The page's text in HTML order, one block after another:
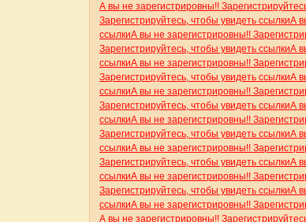
А вы не зарегистрировны!!
Зарегистрируйтесь, чтобы увидеть ссылкиА
ссылкиА вы не зарегистрировны!!
Зарегистрируйтесь, чтобы увидеть ссылкиА
ссылкиА вы не зарегистрировны!!
Зарегистрируйтесь, чтобы увидеть ссылкиА
ссылкиА вы не зарегистрировны!!
Зарегистрируйтесь, чтобы увидеть ссылкиА
ссылкиА вы не зарегистрировны!!
Зарегистрируйтесь, чтобы увидеть ссылкиА
ссылкиА вы не зарегистрировны!!
Зарегистрируйтесь, чтобы увидеть ссылкиА
ссылкиА вы не зарегистрировны!!
Зарегистрируйтесь, чтобы увидеть ссылкиА
ссылкиА вы не зарегистрировны!!
А вы не зарегистрировны!!